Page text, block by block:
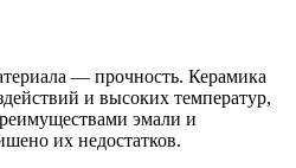
― прочность. Керамика
и высоких температур,
эмали и
их недостатков.